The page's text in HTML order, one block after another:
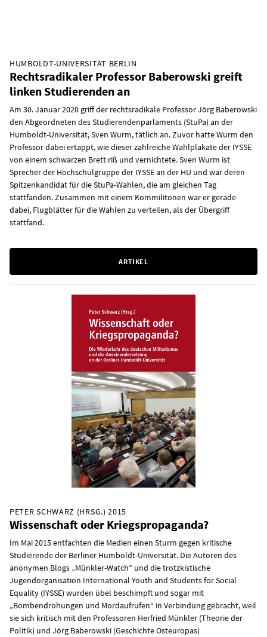
HUMBOLDT-UNIVERSITÄT BERLIN
Rechtsradikaler Professor Baberowski greift
linken Studierenden an
Am 30. Januar 2020 griff der rechtsradikale Professor Jörg Baberowski
den Abgeordneten des Studierendenparlaments (StuPa) an der
Humboldt-Universität, Sven Wurm, tätlich an. Zuvor hatte Wurm den
Professor dabei ertappt, wie dieser zahlreiche Wahlplakate der IYSSE
von einem schwarzen Brett riß und vernichtete. Sven Wurm ist
Sprecher der Hochschulgruppe der IYSSE an der HU und war deren
Spitzenkandidat für die StuPa-Wahlen, die am gleichen Tag
stattfanden. Zusammen mit einem Kommilitonen war er gerade
dabei, Flugblätter für die Wahlen zu verteilen, als der Übergriff
stattfand.
ARTIKEL
PETER SCHWARZ (HRSG.) 2015
Wissenschaft oder Kriegspropaganda?
Im Mai 2015 entfachten die Medien einen Sturm gegen kritische
Studierende der Berliner Humboldt-Universität. Die Autoren des
anonymen Blogs „Münkler-Watch“ und die trotzkistische
Jugendorganisation International Youth and Students for Social
Equality (IYSSE) wurden übel beschimpft und sogar mit
„Bombendrohungen und Mordaufrufen“ in Verbindung gebracht, weil
sie sich kritisch mit den Professoren Herfried Münkler (Theorie der
Politik) und Jörg Baberowski (Geschichte Osteuropas)